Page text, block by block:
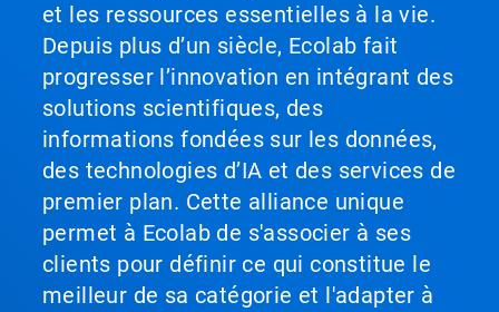
et les ressources essentielles à la vie.
Depuis plus d’un siècle, Ecolab fait
progresser l’innovation en intégrant des
solutions scientifiques, des
informations fondées sur les données,
des technologies d’IA et des services de
premier plan. Cette alliance unique
permet à Ecolab de s'associer à ses
clients pour définir ce qui constitue le
meilleur de sa catégorie et l'adapter à